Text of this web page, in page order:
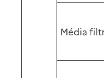
Média